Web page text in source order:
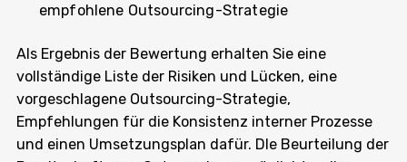
empfohlene Outsourcing-Strategie
Als Ergebnis der Bewertung erhalten Sie eine
vollständige Liste der Risiken und Lücken, eine
vorgeschlagene Outsourcing-Strategie,
Empfehlungen für die Konsistenz interner Prozesse
und einen Umsetzungsplan dafür. DIe Beurteilung der